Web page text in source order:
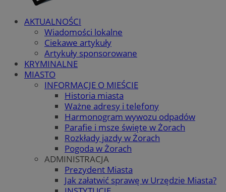
AKTUALNOŚCI
Wiadomości lokalne
Ciekawe artykuły
Artykuły sponsorowane
KRYMINALNE
MIASTO
INFORMACJE O MIEŚCIE
Historia miasta
Ważne adresy i telefony
Harmonogram wywozu odpadów
Parafie i msze święte w Żorach
Rozkłady jazdy w Żorach
Pogoda w Żorach
ADMINISTRACJA
Prezydent Miasta
Jak załatwić sprawę w Urzędzie Miasta?